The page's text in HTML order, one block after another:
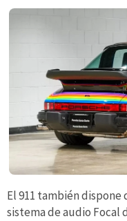
El 911 también
sistema de audio Focal